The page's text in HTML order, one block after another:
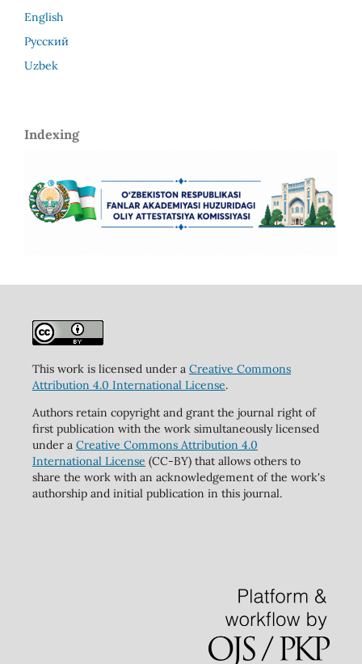
English
Русский
Uzbek
Indexing
This work is licensed under a Creative Commons
Attribution 4.0 International License.
Authors retain copyright and grant the journal right of
first publication with the work simultaneously licensed
under a Creative Commons Attribution 4.0
International License (CC-BY) that allows others to
share the work with an acknowledgement of the work's
authorship and initial publication in this journal.